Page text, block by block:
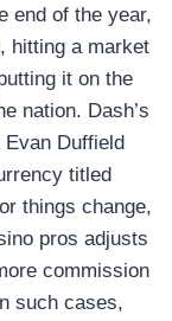
end of the year,
hitting a market
it on the
nation. Dash’s
Duffield
titled
things change,
pros adjusts
commission
such cases,